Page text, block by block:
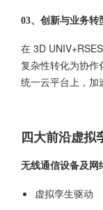
03、创新与业务转
在 3D
复杂性转化为协作
统一云平台上，加
四大前沿虚拟
无线通信设备及网
虚拟孪生驱动